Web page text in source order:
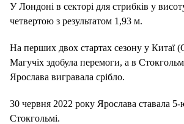
У Лондоні в секторі для стрибків у
четвертою з результатом 1,93 м.
На перших двох стартах сезону у Китаї
Магучіх здобула перемоги, а в
Ярослава вигравала срібло.
30 червня 2022 року Ярослава ставала 5-
Стокгольмі.